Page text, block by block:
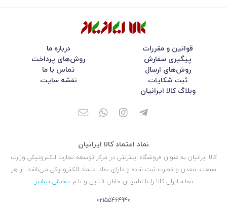
قوانین و مقررات
درباره ما
پیگیری سفارش
روش‌های پرداخت
روش‌های ارسال
تماس با ما
ثبت شکایات
نقشه سایت
وبلاگ کالا ایرانیان
نماد اعتماد کالا ایرانیان
کالا ایرانیان به عنوان فروشگاه اینترنتی در مركز توسعه تجارت الكترونیكی وزارت
صنعت، معدن و تجارت ثبت شده و دارای نماد اعتماد الكترونیكی می‌باشد. از هر
نقطه ایران کالا را با اطمینان خاطر، آنلاین و با م نمایش بیشتر
02155464940